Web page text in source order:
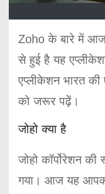
Zoho के बारे में
से हुई है यह
एप्लीकेशन भारत
को जरूर पढ़ें।
जोहो क्या है
जोहो कॉर्पोरेशन
गया। आज यह